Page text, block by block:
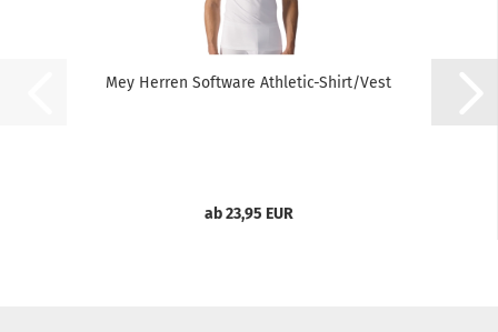
Mey Herren Software Athletic-Shirt/Vest
ab 23,95 EUR